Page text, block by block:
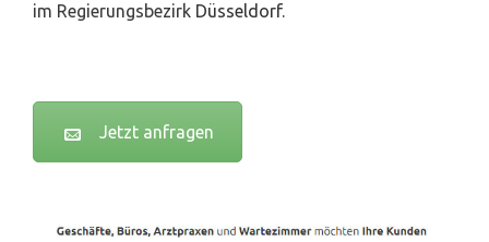
im Regierungsbezirk Düsseldorf.
Jetzt anfragen